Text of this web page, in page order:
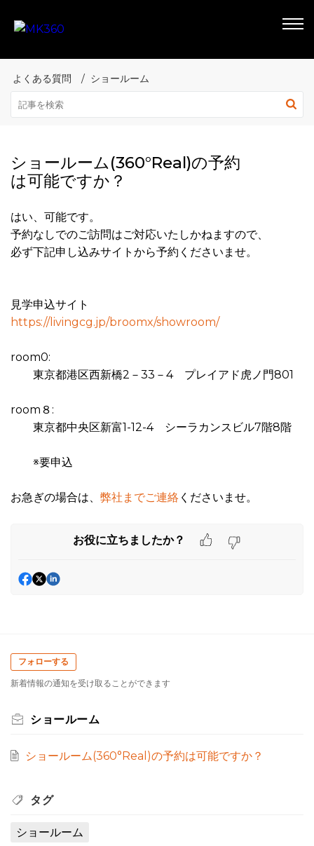
よくある質問 ショールーム
ショールーム(360°Real)の予約
は可能ですか？
はい、可能です。
予約なしでのご訪問はご対応いたしかねますので、
必ず下記申し込みサイトから予約くださいませ。
見学申込サイト
https://livingcg.jp/broomx/showroom/
room0:
東京都港区西新橋2－33－4 プレイアド虎ノ門801
room８:
東京都中央区新富1-12-4 シーラカンスビル7階8階
※要申込
お急ぎの場合は、 弊社までご連絡 くださいませ。
お役に立ちましたか？
フォローする
新着情報の通知を受け取ることができます
ショールーム
ショールーム(360°Real)の予約は可能ですか？
タグ
ショールーム